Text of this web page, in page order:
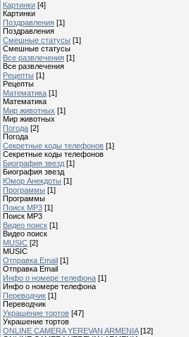
Картинки [4]
Картинки
Поздравления [1]
Поздравления
Смешные статусы [1]
Смешные статусы
Все развлечения [1]
Все развлечения
Рецепты [1]
Рецепты
Математика [1]
Математика
Мир животных [1]
Мир животных
Погода [2]
Погода
Секретные коды телефонов [1]
Секретные коды телефонов
Биография звезд [1]
Биография звезд
Юмор Анекдоты [1]
Программы [1]
Программы
Поиск MP3 [1]
Поиск MP3
Видео поиск [1]
Видео поиск
MUSIC [2]
MUSIC
Отправка Email [1]
Отправка Email
Инфо о номере телефона [1]
Инфо о номере телефона
Переводчик [1]
Переводчик
Украшение тортов [47]
Украшение тортов
ONLINE CAMERA YEREVAN ARMENIA [12]